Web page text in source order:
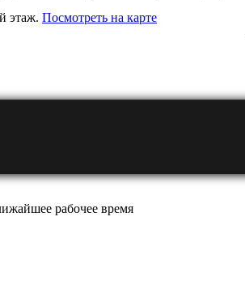
этаж. Посмотреть на карте
рабочее время